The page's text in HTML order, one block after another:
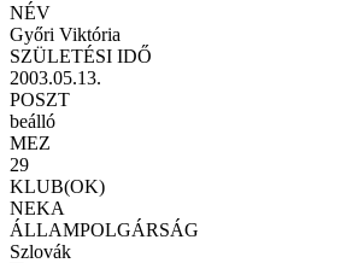
NÉV
Győri Viktória
SZÜLETÉSI IDŐ
2003.05.13.
POSZT
beálló
MEZ
29
KLUB(OK)
NEKA
ÁLLAMPOLGÁRSÁG
Szlovák